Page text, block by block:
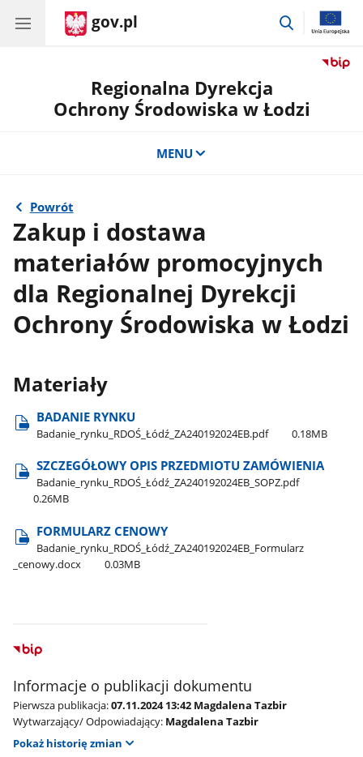
gov.pl
przejdź
Regionalna Dyrekcja
Ochrony Środowiska w Łodzi
MENU
Powrót
Zakup i dostawa
materiałów promocyjnych
dla Regionalnej Dyrekcji
Ochrony Środowiska w Łodzi
Materiały
BADANIE RYNKU
Badanie​_rynku​_RDOŚ​_Łódź​_ZA240192024EB.pdf 0.18MB
SZCZEGÓŁOWY OPIS PRZEDMIOTU ZAMÓWIENIA
Badanie​_rynku​_RDOŚ​_Łódź​_ZA240192024EB​_SOPZ.pdf
0.26MB
FORMULARZ CENOWY
Badanie​_rynku​_RDOŚ​_Łódź​_ZA240192024EB​_Formularz​
_cenowy.docx
0.03MB
Informacje o publikacji dokumentu
Pierwsza publikacja:07.11.2024 13:42 Magdalena Tazbir
Wytwarzający/ Odpowiadający: Magdalena Tazbir
Pokaż historię zmian